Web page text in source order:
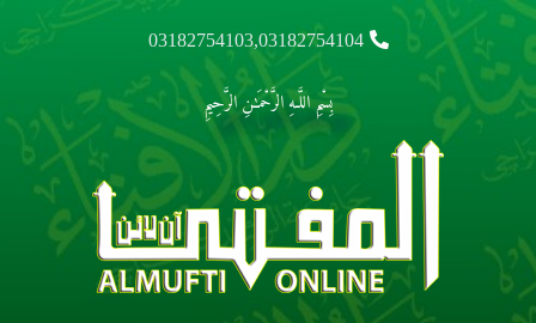
03182754103,03182754104
بِسْمِ اللَّـهِ الرَّحْمَـٰنِ الرَّحِيمِ